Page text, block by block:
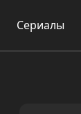
Сериалы